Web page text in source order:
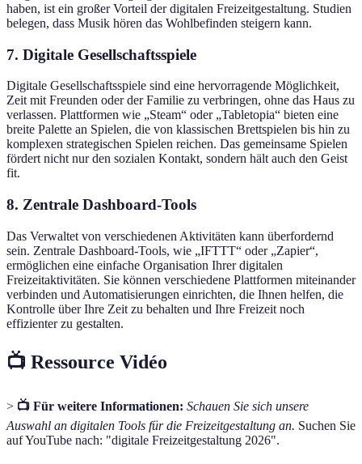
haben, ist ein großer Vorteil der digitalen Freizeitgestaltung. Studien
belegen, dass Musik hören das Wohlbefinden steigern kann.
7. Digitale Gesellschaftsspiele
Digitale Gesellschaftsspiele sind eine hervorragende Möglichkeit,
Zeit mit Freunden oder der Familie zu verbringen, ohne das Haus zu
verlassen. Plattformen wie „Steam“ oder „Tabletopia“ bieten eine
breite Palette an Spielen, die von klassischen Brettspielen bis hin zu
komplexen strategischen Spielen reichen. Das gemeinsame Spielen
fördert nicht nur den sozialen Kontakt, sondern hält auch den Geist
fit.
8. Zentrale Dashboard-Tools
Das Verwaltet von verschiedenen Aktivitäten kann überfordernd
sein. Zentrale Dashboard-Tools, wie „IFTTT“ oder „Zapier“,
ermöglichen eine einfache Organisation Ihrer digitalen
Freizeitaktivitäten. Sie können verschiedene Plattformen miteinander
verbinden und Automatisierungen einrichten, die Ihnen helfen, die
Kontrolle über Ihre Zeit zu behalten und Ihre Freizeit noch
effizienter zu gestalten.
📺 Ressource Vidéo
> 📺 Für weitere Informationen: Schauen Sie sich unsere
Auswahl an digitalen Tools für die Freizeitgestaltung an. Suchen Sie
auf YouTube nach: "digitale Freizeitgestaltung 2026".